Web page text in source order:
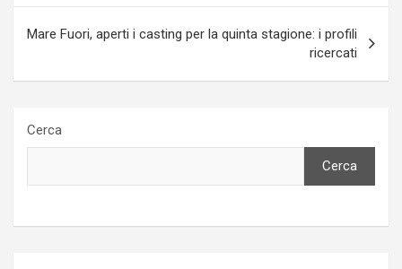
Mare Fuori, aperti i casting per la quinta stagione: i profili
ricercati
Cerca
Cerca